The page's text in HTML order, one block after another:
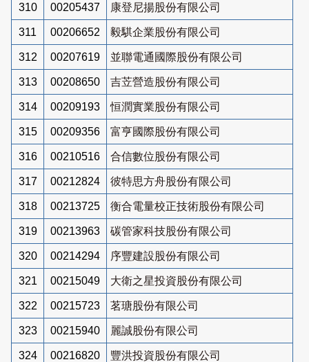
310 00205437 康登尼揚股份有限公司
311 00206652 毅騏企業股份有限公司
312 00207619 並聯電通國際股份有限公司
313 00208650 吉苙營造股份有限公司
314 00209193 恒潤實業股份有限公司
315 00209356 富亨國際股份有限公司
316 00210516 合信數位股份有限公司
317 00212824 彼特思方舟股份有限公司
318 00213725 衡合電量校正技術股份有限公司
319 00213963 碳管家科技股份有限公司
320 00214294 序豐建設股份有限公司
321 00215049 大衛之星投資股份有限公司
322 00215723 茗瑭股份有限公司
323 00215940 麗誠股份有限公司
324 00216820 豐洪投資股份有限公司